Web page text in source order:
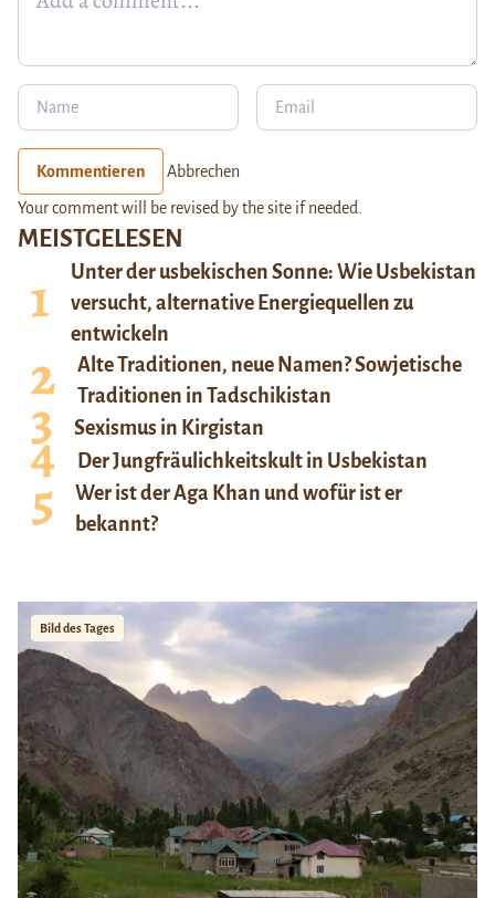
MEISTGELESEN
Unter der usbekischen Sonne: Wie Usbekistan
versucht, alternative Energiequellen zu
entwickeln
Alte Traditionen, neue Namen? Sowjetische
Traditionen in Tadschikistan
Sexismus in Kirgistan
Der Jungfräulichkeitskult in Usbekistan
Wer ist der Aga Khan und wofür ist er
bekannt?
Bild des Tages
Kommentieren Abbrechen
Your comment will be revised by the site if needed.